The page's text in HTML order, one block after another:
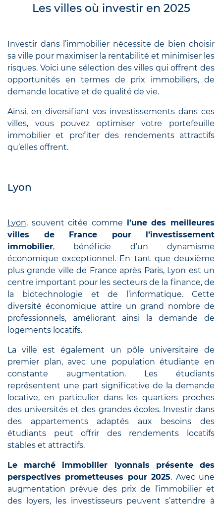
Les villes où investir en 2025
Investir dans l’immobilier nécessite de bien choisir
sa ville pour maximiser la rentabilité et minimiser les
risques. Voici une sélection des villes qui offrent des
opportunités en termes de prix immobiliers, de
demande locative et de qualité de vie.
Ainsi, en diversifiant vos investissements dans ces
villes, vous pouvez optimiser votre portefeuille
immobilier et profiter des rendements attractifs
qu’elles offrent.
Lyon
Lyon, souvent citée comme l’une des meilleures
villes de France pour l’investissement
immobilier, bénéficie d’un dynamisme
économique exceptionnel. En tant que deuxième
plus grande ville de France après Paris, Lyon est un
centre important pour les secteurs de la finance, de
la biotechnologie et de l’informatique. Cette
diversité économique attire un grand nombre de
professionnels, améliorant ainsi la demande de
logements locatifs.
La ville est également un pôle universitaire de
premier plan, avec une population étudiante en
constante augmentation. Les étudiants
représentent une part significative de la demande
locative, en particulier dans les quartiers proches
des universités et des grandes écoles. Investir dans
des appartements adaptés aux besoins des
étudiants peut offrir des rendements locatifs
stables et attractifs.
Le marché immobilier lyonnais présente des
perspectives prometteuses pour 2025. Avec une
augmentation prévue des prix de l’immobilier et
des loyers, les investisseurs peuvent s’attendre à